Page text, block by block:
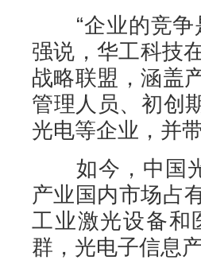
“企业的竞争
强说，华工科技
战略联盟，涵盖
管理人员、初创
光电等企业，并
如今，中国光
产业国内市场占
工业激光设备和
群，光电子信息